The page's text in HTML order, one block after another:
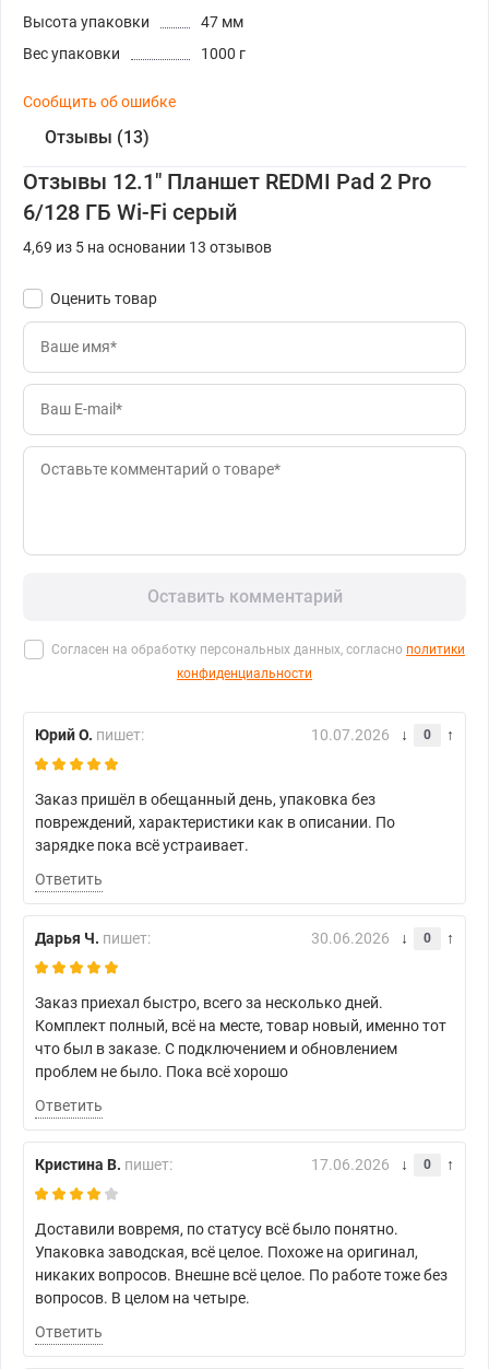
Высота упаковки
47 мм
Вес упаковки
1000 г
Сообщить об ошибке
Отзывы (13)
Отзывы 12.1" Планшет REDMI Pad 2 Pro
6/128 ГБ Wi-Fi серый
4,69 из 5 на основании 13 отзывов
Оценить товар
Оставить комментарий
Согласен на обработку персональных данных, согласно политики
конфиденциальности
Юрий О. пишет: 10.07.2026 0
Заказ пришёл в обещанный день, упаковка без
повреждений, характеристики как в описании. По
зарядке пока всё устраивает.
Ответить
Дарья Ч. пишет: 30.06.2026 0
Заказ приехал быстро, всего за несколько дней.
Комплект полный, всё на месте, товар новый, именно тот
что был в заказе. С подключением и обновлением
проблем не было. Пока всё хорошо
Ответить
Кристина В. пишет: 17.06.2026 0
Доставили вовремя, по статусу всё было понятно.
Упаковка заводская, всё целое. Похоже на оригинал,
никаких вопросов. Внешне всё целое. По работе тоже без
вопросов. В целом на четыре.
Ответить